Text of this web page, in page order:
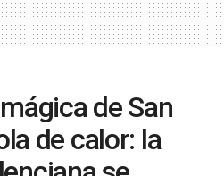
de San
de calor: la